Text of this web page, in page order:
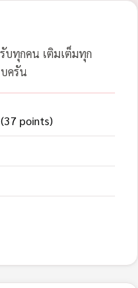
ทุกคน เติมเต็มทุก
ครัน
points)